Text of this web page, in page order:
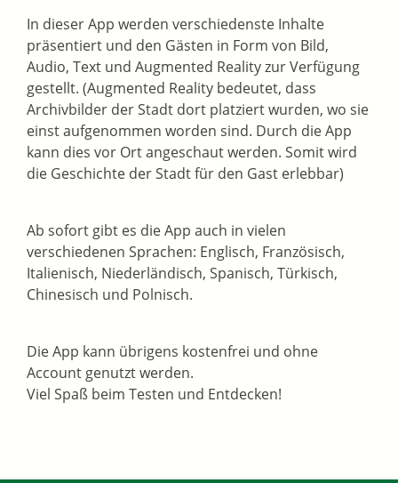
In dieser App werden verschiedenste Inhalte
präsentiert und den Gästen in Form von Bild,
Audio, Text und Augmented Reality zur Verfügung
gestellt. (Augmented Reality bedeutet, dass
Archivbilder der Stadt dort platziert wurden, wo sie
einst aufgenommen worden sind. Durch die App
kann dies vor Ort angeschaut werden. Somit wird
die Geschichte der Stadt für den Gast erlebbar)
Ab sofort gibt es die App auch in vielen
verschiedenen Sprachen: Englisch, Französisch,
Italienisch, Niederländisch, Spanisch, Türkisch,
Chinesisch und Polnisch.
Die App kann übrigens kostenfrei und ohne
Account genutzt werden.
Viel Spaß beim Testen und Entdecken!